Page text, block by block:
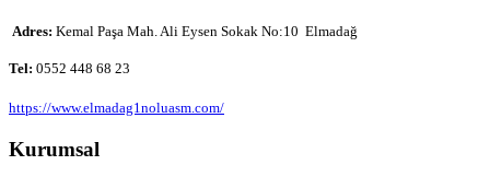
Adres: Kemal Paşa Mah. Ali Eysen Sokak No:10 Elmadağ
Tel: 0552 448 68 23
https://www.elmadag1noluasm.com/
Kurumsal